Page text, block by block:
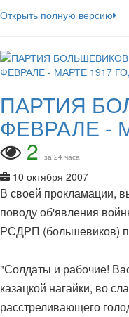
Открыть полную версию
ПАРТИЯ
ФЕВРАЛЕ -
2 за 24 часа
10 октября 2007
В своей прокламации,
поводу об'явления
РСДРП (большевиков)
"Солдаты и рабочие!
казацкой нагайки, во
расстреливающего